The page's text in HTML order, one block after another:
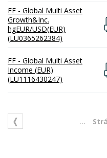
FF - Global Multi Asset
Growth&Inc.
hgEUR/USD(EUR)
(LU0365262384)
FF - Global Multi Asset
Income (EUR)
(LU1116430247)
...